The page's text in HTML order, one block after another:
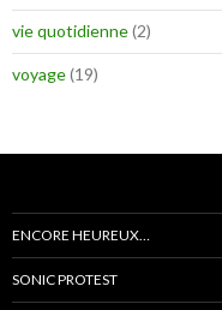
vie quotidienne(2)
voyage(19)
ENCORE HEUREUX…
SONIC PROTEST